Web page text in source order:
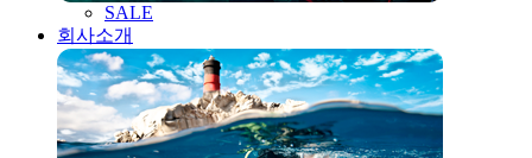
SALE
회사소개